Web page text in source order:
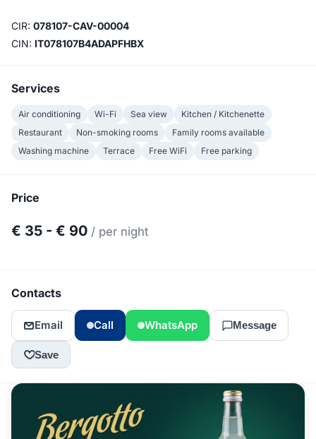
CIR: 078107-CAV-00004
CIN: IT078107B4ADAPFHBX
Services
Air conditioning Wi-Fi Sea view
Kitchen / Kitchenette
Restaurant
Non-smoking rooms
Family rooms available
Washing machine
Terrace Free WiFi Free parking
Price
€ 35 - € 90 / per night
Contacts
Email Call WhatsApp Message
Save